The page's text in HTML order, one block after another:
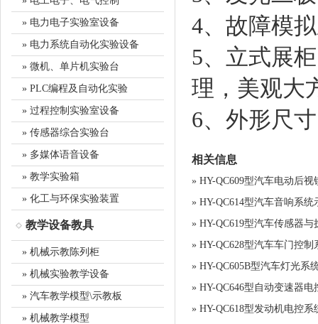
» 电力电子实验室设备
» 电力系统自动化实验设备
» 微机、单片机实验台
» PLC编程及自动化实验
» 过程控制实验室设备
» 传感器综合实验台
» 多媒体语音设备
» 教学实验箱
» 化工与环保实验装置
教学设备教具
» 机械示教陈列柜
» 机械实验教学设备
» 汽车教学模型\示教板
» 机械教学模型
4、故障模
5、立式展
理，美观大
6、外形尺
相关信息
» HY-QC609型汽车电动后视
» HY-QC614型汽车音响系统
» HY-QC619型汽车传感器与
» HY-QC628型汽车车门控
» HY-QC605B型汽车灯光系
» HY-QC646型自动变速器电
» HY-QC618型发动机电控